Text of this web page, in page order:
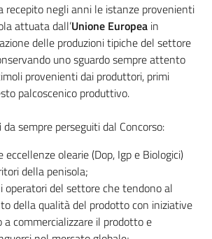
recepito negli anni le istanze provenienti
attuata dall’Unione Europea in
delle produzioni tipiche del settore
uno sguardo sempre attento
provenienti dai produttori, primi
palcoscenico produttivo.
da sempre perseguiti dal Concorso:
eccellenze olearie (Dop, Igp e Biologici)
della penisola;
operatori del settore che tendono al
della qualità del prodotto con iniziative
a commercializzare il prodotto e